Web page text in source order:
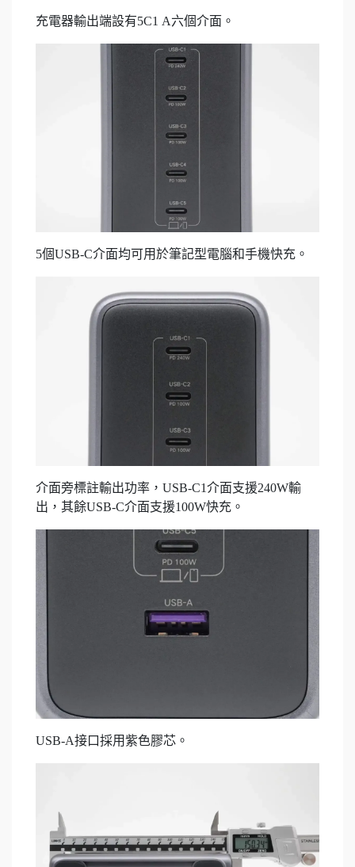
充電器輸出端設有5C1 A六個介面。
5個USB-C介面均可用於筆記型電腦和手機快充。
介面旁標註輸出功率，USB-C1介面支援240W輸
出，其餘USB-C介面支援100W快充。
USB-A接口採用紫色膠芯。